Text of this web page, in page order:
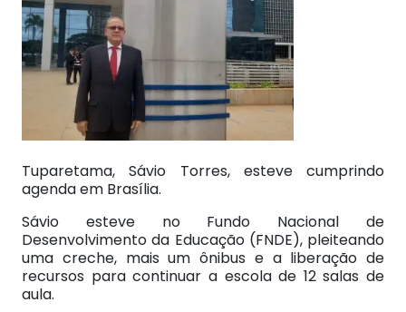
Tuparetama, Sávio Torres, esteve cumprindo
agenda em Brasília.
Sávio esteve no Fundo Nacional de
Desenvolvimento da Educação (FNDE), pleiteando
uma creche, mais um ônibus e a liberação de
recursos para continuar a escola de 12 salas de
aula.